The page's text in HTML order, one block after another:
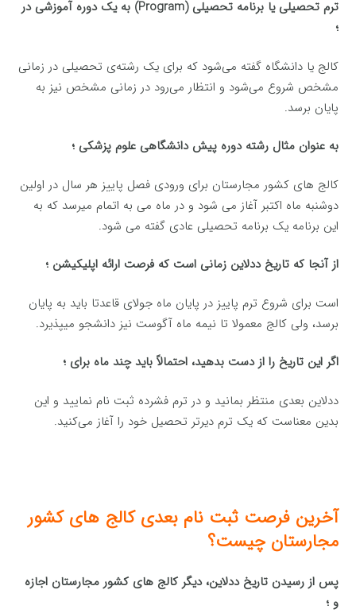
ترم تحصیلی یا برنامه تحصیلی (Program) به یک دوره آموزشی در
؛
کالج یا دانشگاه گفته می‌شود که برای یک رشته‌ی تحصیلی در زمانی
مشخص شروع می‌شود و انتظار می‌رود در زمانی مشخص نیز به
پایان برسد.
به عنوان مثال رشته دوره پیش دانشگاهی علوم پزشکی ؛
کالج های کشور مجارستان برای ورودی فصل پاییز هر سال در اولین
دوشنبه ماه اکتبر آغاز می شود و در ماه می به اتمام میرسد که به
این برنامه یک برنامه تحصیلی عادی گفته می شود.
از آنجا که تاریخ ددلاین زمانی است که فرصت ارائه اپلیکیشن ؛
است برای شروع ترم پاییز در پایان ماه جولای قاعدتا باید به پایان
برسد، ولی کالج معمولا تا نیمه ماه آگوست نیز دانشجو میپذیرد.
اگر این تاریخ را از دست بدهید، احتمالاً باید چند ماه برای ؛
ددلاین بعدی منتظر بمانید و در ترم فشرده ثبت نام نمایید و این
بدین معناست که یک ترم دیرتر تحصیل خود را آغاز می‌کنید.
آخرین فرصت ثبت نام بعدی کالج های کشور
مجارستان چیست؟
پس از رسیدن تاریخ ددلاین، دیگر کالج های کشور مجارستان اجازه
و ؛